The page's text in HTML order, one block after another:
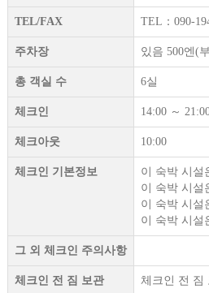
TEL/FAX TEL：090-
주차장 있음 500엔(
총 객실 수 6실
체크인 14:00 ～
체크아웃 10:00
체크인 기본정보
이 숙박 시설
이 숙박 시설
이 숙박 시설
이 숙박 시설
그 외 체크인 주의사항
체크인 전 짐 보관 체크인 전 짐